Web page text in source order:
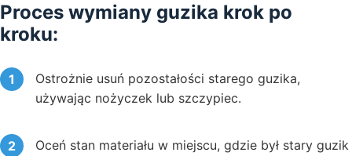
Proces wymiany guzika krok po
kroku:
Ostrożnie usuń pozostałości starego guzika,
używając nożyczek lub szczypiec.
Oceń stan materiału w miejscu, gdzie był stary guzik